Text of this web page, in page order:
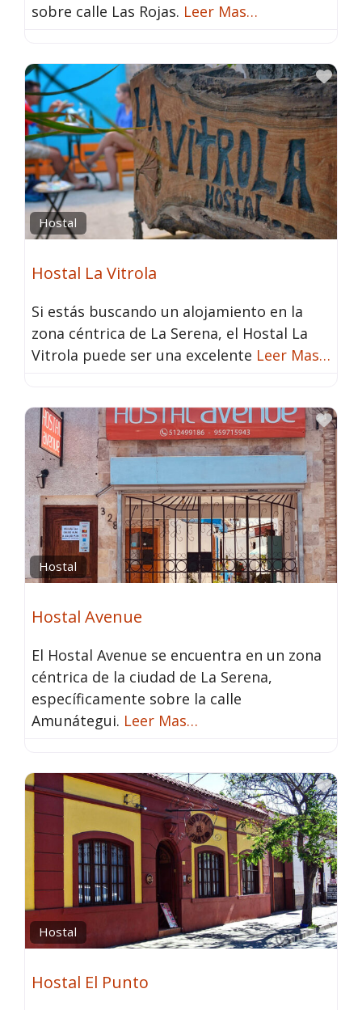
sobre calle Las Rojas. Leer Mas…
Hostal
Hostal La Vitrola
Si estás buscando un alojamiento en la
zona céntrica de La Serena, el Hostal La
Vitrola puede ser una excelente Leer Mas…
Hostal
Hostal Avenue
El Hostal Avenue se encuentra en un zona
céntrica de la ciudad de La Serena,
específicamente sobre la calle
Amunátegui. Leer Mas…
Hostal
Hostal El Punto